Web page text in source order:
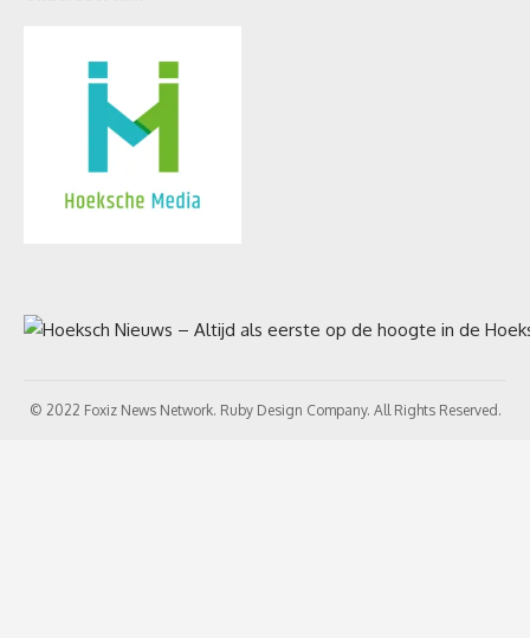
© 2022 Foxiz News Network. Ruby Design Company. All Rights Reserved.